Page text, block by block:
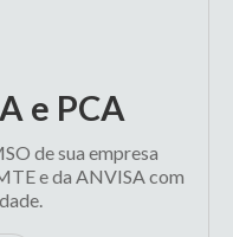
e PCA
de sua empresa
e da ANVISA com